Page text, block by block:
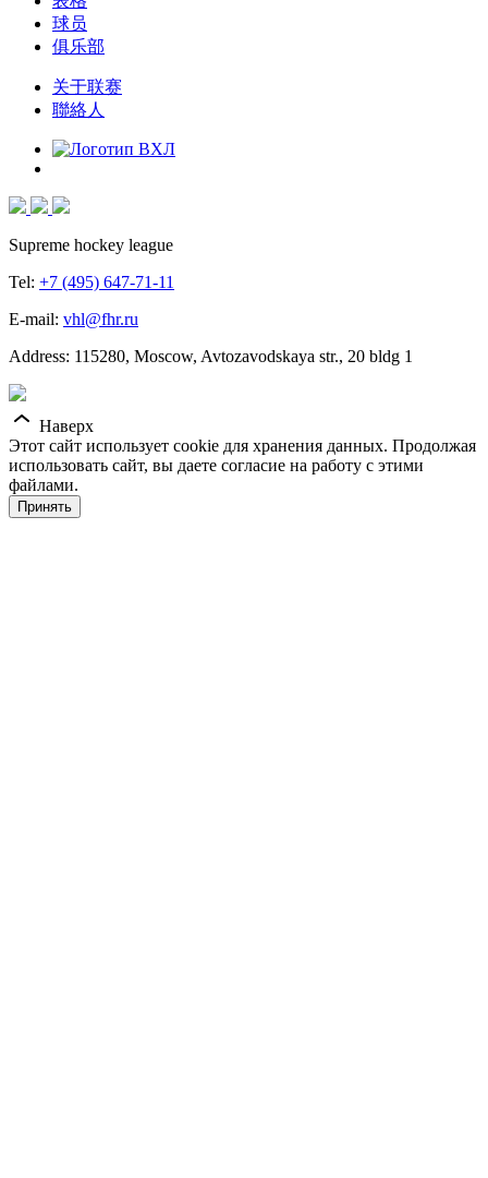
球员
俱乐部
关于联赛
聯絡人
Supreme hockey league
Tel: +7 (495) 647-71-11
E-mail: vhl@fhr.ru
Address: 115280, Moscow, Avtozavodskaya str., 20 bldg 1
Наверх
Этот сайт использует cookie для хранения данных. Продолжая
использовать сайт, вы даете согласие на работу с этими
файлами.
Принять